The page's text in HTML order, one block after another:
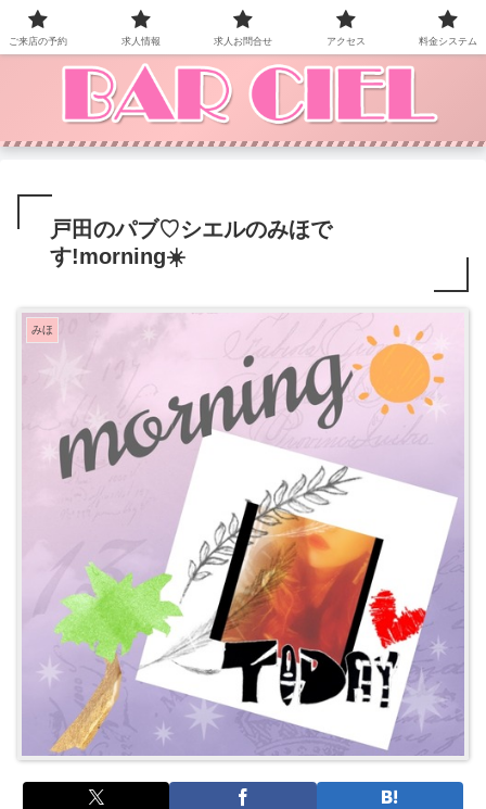
BAR CIEL！ご来店お待ちしています。
戸田のパブ♡ シエルのみほで
す!morning☀️
みほ
ご来店の予約 求人情報 求人お問合せ アクセス 料金システム